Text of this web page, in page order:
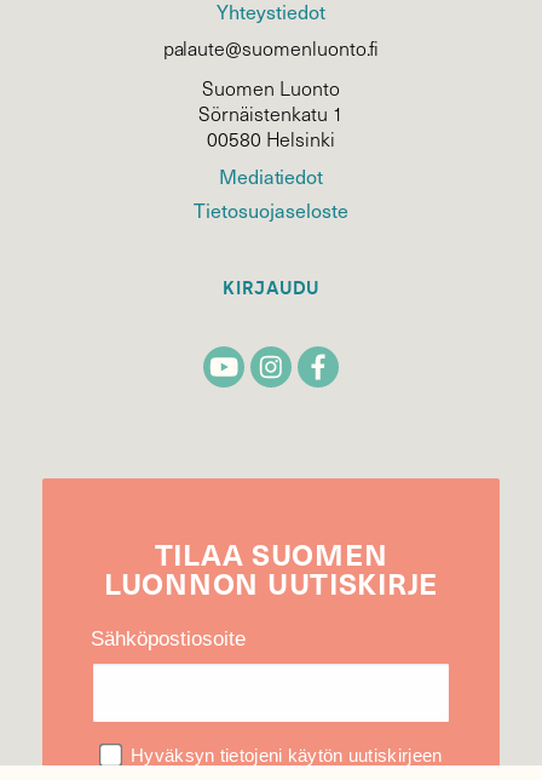
Yhteystiedot
palaute@suomenluonto.fi
Suomen Luonto
Sörnäistenkatu 1
00580 Helsinki
Mediatiedot
Tietosuojaseloste
KIRJAUDU
TILAA SUOMEN
LUONNON UUTIS­KIRJE
Sähköpostiosoite
Hyväksyn tietojeni käytön uutiskirjeen